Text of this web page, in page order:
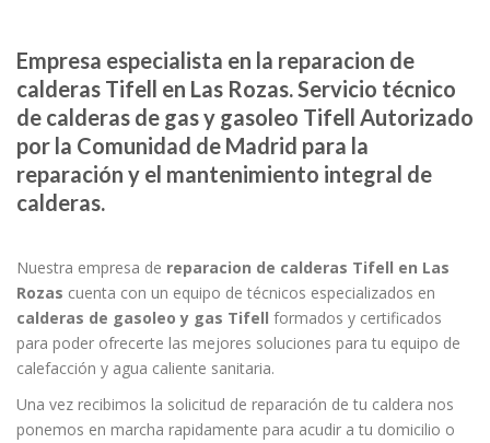
Empresa especialista en la reparacion de
calderas Tifell en Las Rozas. Servicio técnico
de calderas de gas y gasoleo Tifell Autorizado
por la Comunidad de Madrid para la
reparación y el mantenimiento integral de
calderas.
Nuestra empresa de reparacion de calderas Tifell en Las
Rozas cuenta con un equipo de técnicos especializados en
calderas de gasoleo y gas Tifell formados y certificados
para poder ofrecerte las mejores soluciones para tu equipo de
calefacción y agua caliente sanitaria.
Una vez recibimos la solicitud de reparación de tu caldera nos
ponemos en marcha rapidamente para acudir a tu domicilio o